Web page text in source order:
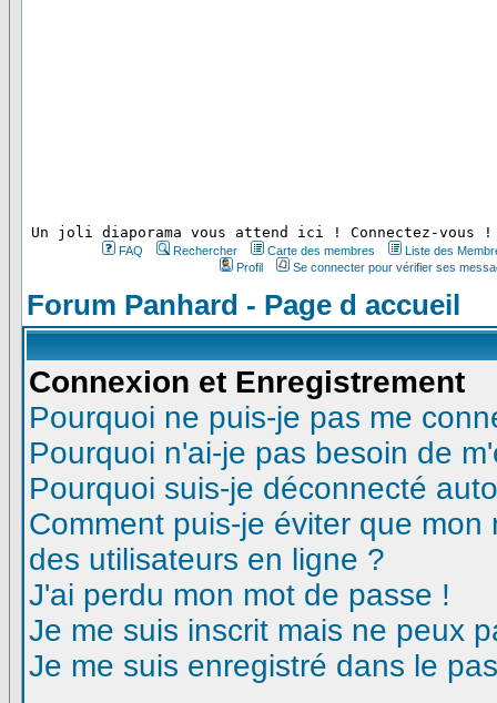
Un joli diaporama vous attend ici ! Connectez-vous !
FAQ Rechercher Carte des membres
Liste des
Profil
Se connecter pour vérifier ses
Forum Panhard - Page d accueil
Connexion et Enregistrement
Pourquoi ne puis-je pas me
Pourquoi n'ai-je pas besoin de
Pourquoi suis-je déconnecté
Comment puis-je éviter que
des utilisateurs en ligne ?
J'ai perdu mon mot de passe !
Je me suis inscrit mais ne peux
Je me suis enregistré dans le